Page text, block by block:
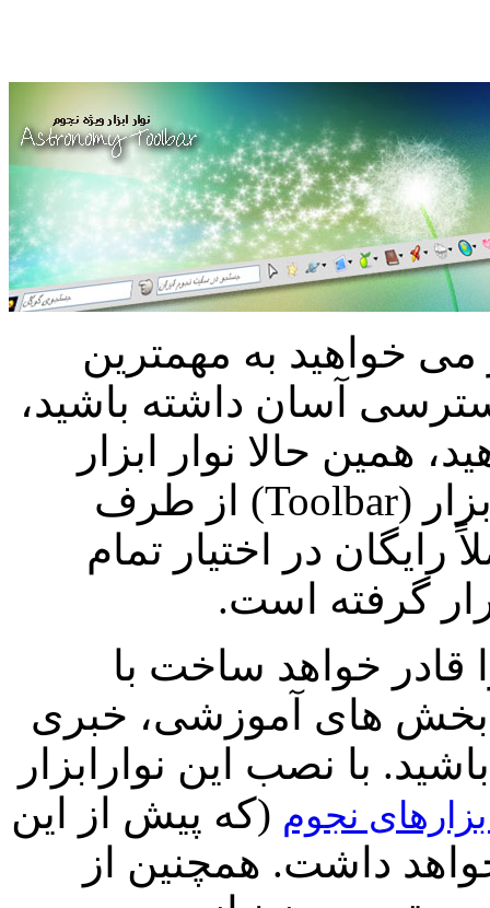
می خواهید به مهمترین
آسان داشته باشید،
همین حالا نوار ابزار
(
Toolbar) از طرف
در اختیار تمام
گرفته است.
قادر خواهد ساخت با
بخش های آموزشی، خبری
با نصب این نوارابزار
نجوم (که پیش از این
داشت. همچنین از